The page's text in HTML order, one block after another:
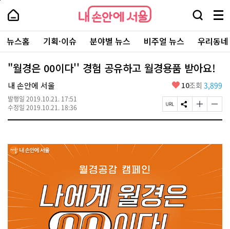
본
로
가
내
손
안
에
서
울
-
서
울
시
대
표
소
털
내
손
에
울
검
창
열
기
메
뉴
전
체
보
주
요
서
뉴스홈 기획·이슈 분야별 뉴스 비주얼 뉴스 우리동
"월경은 00이다'' 경험 공유하고 월경용품 받아요!
내 손안에 서울
발행일 2019.10.21. 17:51
수정일 2019.10.21. 18:36
좋
요
10조회 3,899
페
이
R
사
S
N
유
기
글
자
크
게
하
글
자
작
경
하
페
상
단
로